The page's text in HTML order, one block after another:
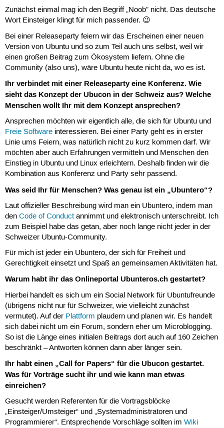
Zunächst einmal mag ich den Begriff „Noob” nicht. Das deutsche
Wort Einsteiger klingt für mich passender. 😉
Bei einer Releaseparty feiern wir das Erscheinen einer neuen
Version von Ubuntu und so zum Teil auch uns selbst, weil wir
einen großen Beitrag zum Ökosystem liefern. Ohne die
Community (also uns), wäre Ubuntu heute nicht da, wo es ist.
Ihr verbindet mit einer Releaseparty eine Konferenz. Wie
sieht das Konzept der Ubucon in der Schweiz aus? Welche
Menschen wollt Ihr mit dem Konzept ansprechen?
Ansprechen möchten wir eigentlich alle, die sich für Ubuntu und
Freie Softwareinteressieren. Bei einer Party geht es in erster
Linie ums Feiern, was natürlich nicht zu kurz kommen darf. Wir
möchten aber auch Erfahrungen vermitteln und Menschen den
Einstieg in Ubuntu und Linux erleichtern. Deshalb finden wir die
Kombination aus Konferenz und Party sehr passend.
Was seid Ihr für Menschen? Was genau ist ein „Ubuntero“?
Laut offizieller Beschreibung wird man ein Ubuntero, indem man
den Code of Conductannimmt und elektronisch unterschreibt. Ich
zum Beispiel habe das getan, aber noch lange nicht jeder in der
Schweizer Ubuntu-Community.
Für mich ist jeder ein Ubuntero, der sich für Freiheit und
Gerechtigkeit einsetzt und Spaß an gemeinsamen Aktivitäten hat.
Warum habt ihr das Onlineportal Ubunteros.ch gestartet?
Hierbei handelt es sich um ein Social Network für Ubuntufreunde
(übrigens nicht nur für Schweizer, wie vielleicht zunächst
vermutet). Auf der Plattform plaudern und planen wir. Es handelt
sich dabei nicht um ein Forum, sondern eher um Microblogging.
So ist die Länge eines initialen Beitrags dort auch auf 160 Zeichen
beschränkt – Antworten können dann aber länger sein.
Ihr habt einen „Call for Papers“ für die Ubucon gestartet.
Was für Vorträge sucht ihr und wie kann man etwas
einreichen?
Gesucht werden Referenten für die Vortragsblöcke
„Einsteiger/Umsteiger“ und „Systemadministratoren und
Programmierer“. Entsprechende Vorschläge sollten im Wiki